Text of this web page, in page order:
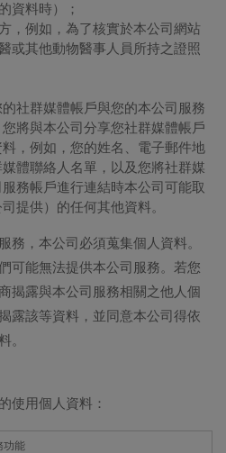
資料時）；
，例如，為了核實於本公司網站
或其他動物醫事人員所持之證照
社群媒體帳戶與您的本公司服務
將與本公司分享您社群媒體帳戶
，例如，您的姓名、電子郵件地
體聯絡人名單，以及您將社群媒
務帳戶進行連結時本公司可能取
提供）的任何其他資料。
務，本公司必須蒐集個人資料。
可能無法提供本公司服務。若您
揭露與本公司服務相關之他人個
露該等資料，並同意本公司得依
。
使用個人資料：
功能